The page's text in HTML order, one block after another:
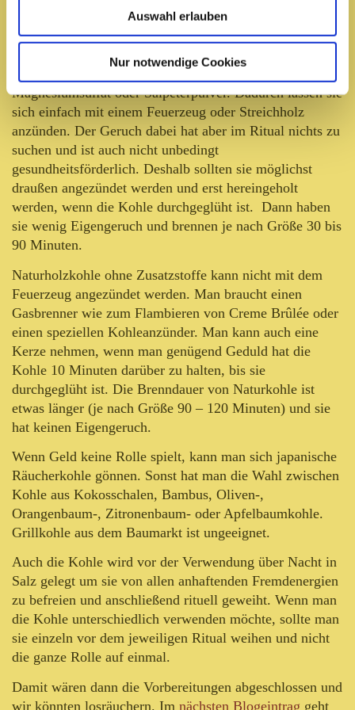
Auswahl erlauben
Nur notwendige Cookies
Selbstzündende Kohletabletten mit einer Vertiefung für
die Räuchersubstanzen sind am praktikabelsten.
Allerdings enthalten sie Schwefel, Kaliumnitrat,
Magnesiumsulfat oder Salpeterpulver. Dadurch lassen sie
sich einfach mit einem Feuerzeug oder Streichholz
anzünden. Der Geruch dabei hat aber im Ritual nichts zu
suchen und ist auch nicht unbedingt
gesundheitsförderlich. Deshalb sollten sie möglichst
draußen angezündet werden und erst hereingeholt
werden, wenn die Kohle durchgeglüht ist. Dann haben
sie wenig Eigengeruch und brennen je nach Größe 30 bis
90 Minuten.
Naturholzkohle ohne Zusatzstoffe kann nicht mit dem
Feuerzeug angezündet werden. Man braucht einen
Gasbrenner wie zum Flambieren von Creme Brûlée oder
einen speziellen Kohleanzünder. Man kann auch eine
Kerze nehmen, wenn man genügend Geduld hat die
Kohle 10 Minuten darüber zu halten, bis sie
durchgeglüht ist. Die Brenndauer von Naturkohle ist
etwas länger (je nach Größe 90 – 120 Minuten) und sie
hat keinen Eigengeruch.
Wenn Geld keine Rolle spielt, kann man sich japanische
Räucherkohle gönnen. Sonst hat man die Wahl zwischen
Kohle aus Kokosschalen, Bambus, Oliven-,
Orangenbaum-, Zitronenbaum- oder Apfelbaumkohle.
Grillkohle aus dem Baumarkt ist ungeeignet.
Auch die Kohle wird vor der Verwendung über Nacht in
Salz gelegt um sie von allen anhaftenden Fremdenergien
zu befreien und anschließend rituell geweiht. Wenn man
die Kohle unterschiedlich verwenden möchte, sollte man
sie einzeln vor dem jeweiligen Ritual weihen und nicht
die ganze Rolle auf einmal.
Damit wären dann die Vorbereitungen abgeschlossen und
wir könnten losräuchern. Im nächsten Blogeintrag geht